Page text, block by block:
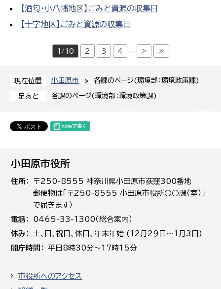
現在位置 小田原市 各課のページ(環境部：環境政策課)
足あと 各課のページ(環境部：環境政策課)
【酒匂・小八幡地区】ごみと資源の収集日
【十字地区】ごみと資源の収集日
1/10 2 3 4 … > ≫
小田原市役所
住所
〒250-8555 神奈川県小田原市荻窪300番地
郵便物は「〒250-8555 小田原市役所○○課（室）」
で届きます）
電話
0465-33-1300（総合案内）
休み
土､日､祝日、休日、年末年始 (12月29日～1月3日)
開庁時間
平日8時30分～17時15分
市役所へのアクセス